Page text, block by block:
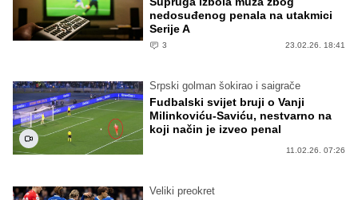
nedosuđenog penala na utakmici
Serije A
3 23.02.26. 18:41
Srpski golman šokirao i saigrače
Fudbalski svijet bruji o Vanji
Milinkoviću-Saviću, nestvarno na
koji način je izveo penal
11.02.26. 07:26
Veliki preokret